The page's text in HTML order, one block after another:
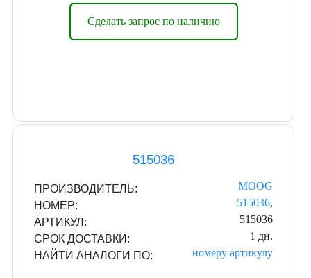
Сделать запрос по наличию
515036
ПРОИЗВОДИТЕЛЬ:
MOOG
НОМЕР:
515036,
АРТИКУЛ:
515036
СРОК ДОСТАВКИ:
1 дн.
НАЙТИ АНАЛОГИ ПО:
номеру артикулу